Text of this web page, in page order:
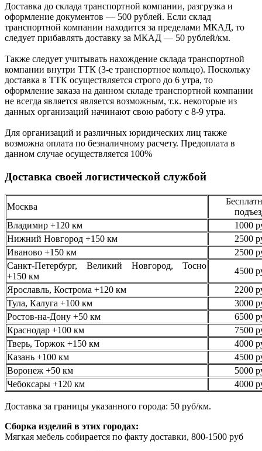
Доставка до склада транспортной компании, разгрузка и
оформление документов — 500 рублей. Если склад
транспортной компании находится за пределами МКАД, то
следует прибавлять доставку за МКАД — 50 рублей/км.
Также следует учитывать нахождение склада транспортной
компании внутри ТТК (3-е транспортное кольцо). Поскольку
доставка в ТТК осуществляется строго до 6 утра, то
оформление заказа на данном складе транспортной компании
не всегда является является возможным, т.к. некоторые из
данных организаций начинают свою работу с 8-9 утра.
Для организаций и различных юридических лиц также
возможна оплата по безналичному расчету. Предоплата в
данном случае осуществляется 100%
Доставка своей логистической службой
Москва
Владимир +120 км
1000
Нижний Новгород +150 км
2500
Иваново +150 км
2500
Санкт-Петербург, Великий Новгород, Тосно
+150 км
4500
Ярославль, Кострома +120 км
2200
Тула, Калуга +100 км
3000
Ростов-на-Дону +50 км
6500
Краснодар +100 км
7500
Тверь, Торжок +150 км
4000
Казань +100 км
4500
Воронеж +50 км
5000
Чебоксары +120 км
4000
Доставка за границы указанного города: 50 руб/км.
Сборка изделий в этих городах:
Мягкая мебель собирается по факту доставки, 800-1500 руб